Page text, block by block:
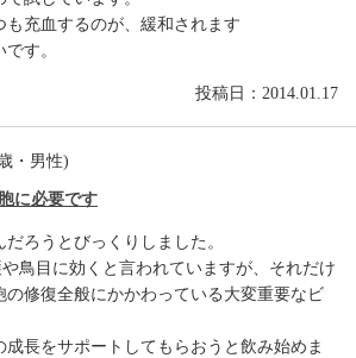
も充血するのが、緩和されます
す。
投稿日：2014.01.17
・男性)
に必要です
ろうとびっくりしました。
鳥目に効くと言われていますが、それだけ
の修復全般にかかわっている大変重要なビ
長をサポートしてもらおうと飲み始めま